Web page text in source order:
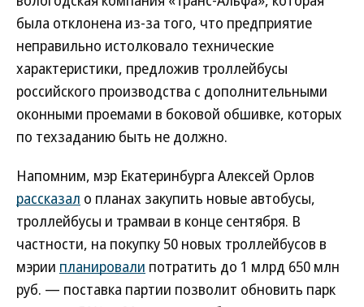
была отклонена из-за того, что предприятие
неправильно истолковало технические
характеристики, предложив троллейбусы
российского производства с дополнительными
оконными проемами в боковой обшивке, которых
по техзаданию быть не должно.
Напомним, мэр Екатеринбурга Алексей Орлов
рассказал о планах закупить новые автобусы,
троллейбусы и трамваи в конце сентября. В
частности, на покупку 50 новых троллейбусов в
мэрии планировали потратить до 1 млрд 650 млн
руб. — поставка партии позволит обновить парк